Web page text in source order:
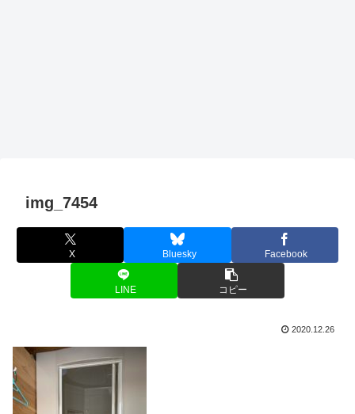
img_7454
X Bluesky Facebook
LINE コピー
2020.12.26